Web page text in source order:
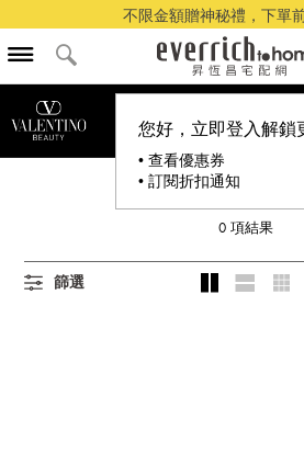
不限金額贈神秘禮，下單
您好，立即登入解鎖
• 查看優惠券
• 訂閱折扣通知
VALENTINO
0 項結果
篩選